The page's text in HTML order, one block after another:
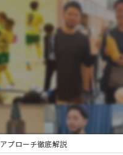
プローチ徹底解説